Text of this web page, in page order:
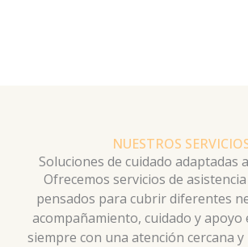
NUESTROS
Soluciones de cuidado adaptadas
Ofrecemos servicios de
pensados para cubrir diferentes
acompañamiento, cuidado y apoyo
siempre con una atención cercana